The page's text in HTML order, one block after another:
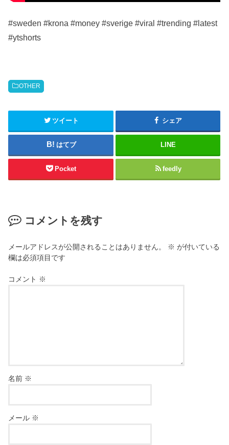
#sweden #krona #money #sverige #viral #trending #latest
#ytshorts
OTHER
ツイート シェア
はてブ LINE
Pocket feedly
コメントを残す
メールアドレスが公開されることはありません。 ※ が付いている
欄は必須項目です
コメント ※
名前 ※
メール ※